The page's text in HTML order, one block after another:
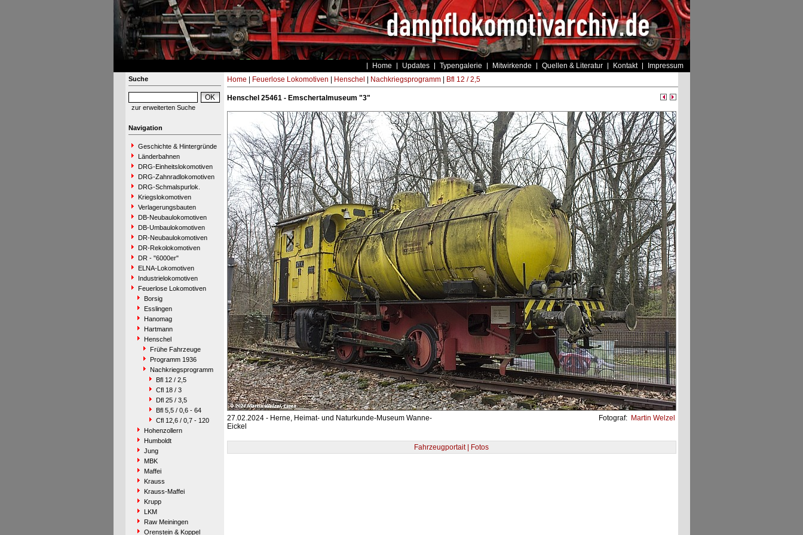
Home Updates Typengalerie Mitwirkende Quellen & Literatur Kontakt Impressum
Suche
zur erweiterten Suche
Navigation
Geschichte & Hintergründe
Länderbahnen
DRG-Einheitslokomotiven
DRG-Zahnradlokomotiven
DRG-Schmalspurlok.
Kriegslokomotiven
Verlagerungsbauten
DB-Neubaulokomotiven
DB-Umbaulokomotiven
DR-Neubaulokomotiven
DR-Rekolokomotiven
DR - "6000er"
ELNA-Lokomotiven
Industrielokomotiven
Feuerlose Lokomotiven
Borsig
Esslingen
Hanomag
Hartmann
Henschel
Frühe Fahrzeuge
Programm 1936
Nachkriegsprogramm
Bfl 12 / 2,5
Cfl 18 / 3
Dfl 25 / 3,5
Bfl 5,5 / 0,6 - 64
Cfl 12,6 / 0,7 - 120
Hohenzollern
Humboldt
Jung
MBK
Maffei
Krauss
Krauss-Maffei
Krupp
LKM
Raw Meiningen
Orenstein & Koppel
Home Feuerlose Lokomotiven Henschel Nachkriegsprogramm| Bfl 12 / 2,5
Henschel 25461 - Emschertalmuseum "3"
27.02.2024 - Herne, Heimat- und Naturkunde-Museum Wanne-
Eickel
Fotograf: Martin Welzel
Fahrzeugportait | Fotos